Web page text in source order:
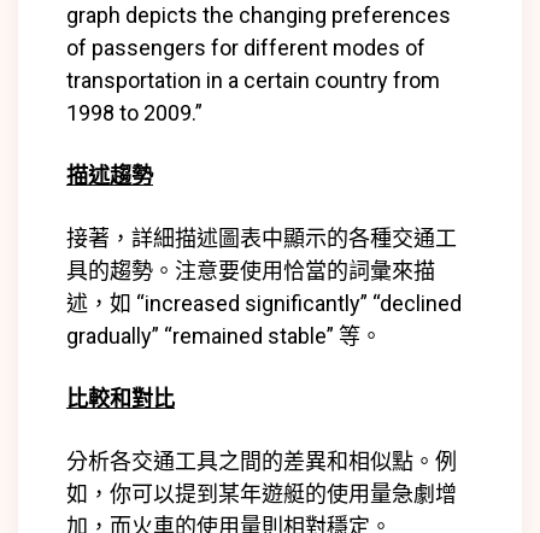
graph depicts the changing preferences
of passengers for different modes of
transportation in a certain country from
1998 to 2009.”
描述趨勢
接著，詳細描述圖表中顯示的各種交通工
具的趨勢。注意要使用恰當的詞彙來描
述，如 “increased significantly” “declined
gradually” “remained stable” 等。
比較和對比
分析各交通工具之間的差異和相似點。例
如，你可以提到某年遊艇的使用量急劇增
加，而火車的使用量則相對穩定。